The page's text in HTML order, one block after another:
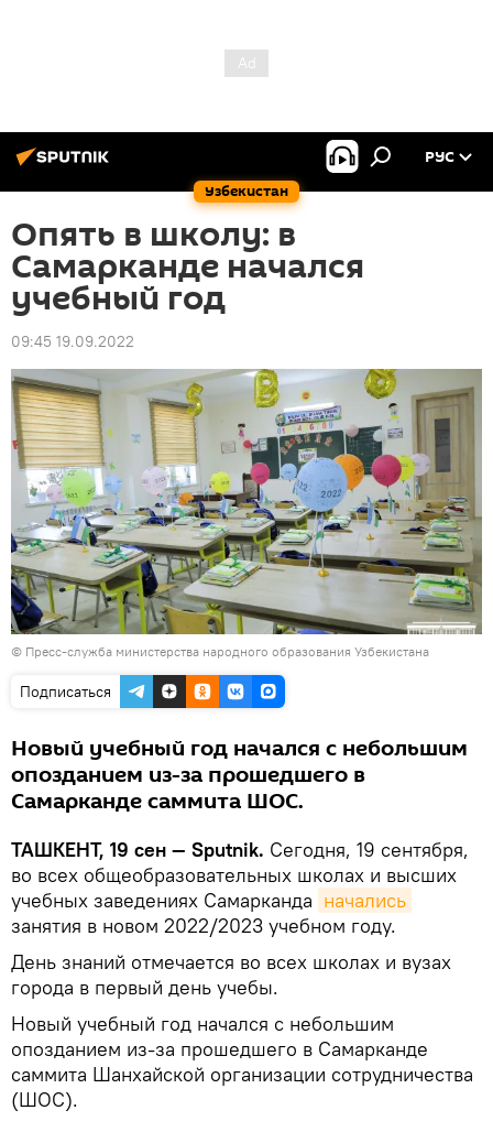
Узбекистан
РУС
Опять в школу: в
Самарканде начался
учебный год
09:45 19.09.2022
© Пресс-служба министерства народного образования Узбекистана
Подписаться
Новый учебный год начался с небольшим
опозданием из-за прошедшего в
Самарканде саммита ШОС.
ТАШКЕНТ, 19 сен — Sputnik. Сегодня, 19 сентября,
во всех общеобразовательных школах и высших
учебных заведениях Самарканда начались
занятия в новом 2022/2023 учебном году.
День знаний отмечается во всех школах и вузах
города в первый день учебы.
Новый учебный год начался с небольшим
опозданием из-за прошедшего в Самарканде
саммита Шанхайской организации сотрудничества
(ШОС).